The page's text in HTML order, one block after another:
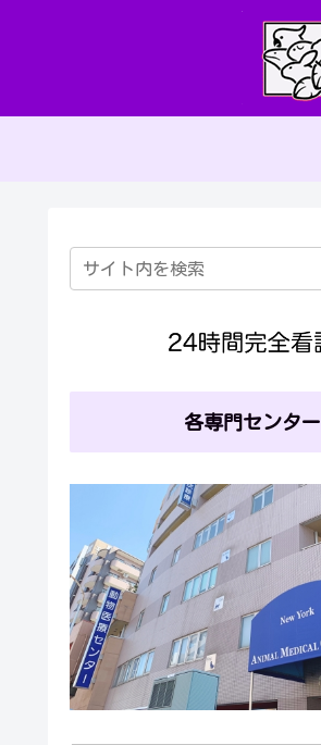
各専門センター